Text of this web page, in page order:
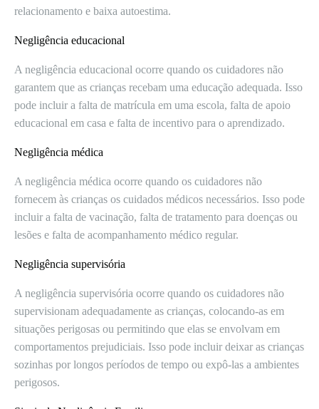
relacionamento e baixa autoestima.
Negligência educacional
A negligência educacional ocorre quando os cuidadores não
garantem que as crianças recebam uma educação adequada. Isso
pode incluir a falta de matrícula em uma escola, falta de apoio
educacional em casa e falta de incentivo para o aprendizado.
Negligência médica
A negligência médica ocorre quando os cuidadores não
fornecem às crianças os cuidados médicos necessários. Isso pode
incluir a falta de vacinação, falta de tratamento para doenças ou
lesões e falta de acompanhamento médico regular.
Negligência supervisória
A negligência supervisória ocorre quando os cuidadores não
supervisionam adequadamente as crianças, colocando-as em
situações perigosas ou permitindo que elas se envolvam em
comportamentos prejudiciais. Isso pode incluir deixar as crianças
sozinhas por longos períodos de tempo ou expô-las a ambientes
perigosos.